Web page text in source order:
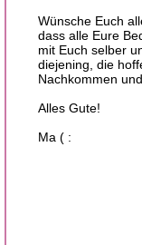
Wünsche Euch
dass alle Eure
mit Euch selber
diejening, die
Nachkommen
Alles Gute!
Ma ( :